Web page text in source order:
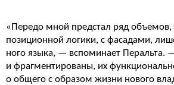
«Передо мной предстал ряд объемов,
позиционной логики, с фасадами,
ного языка, — вспоминает Перальта.
и фрагментированы, их
о общего с образом жизни нового